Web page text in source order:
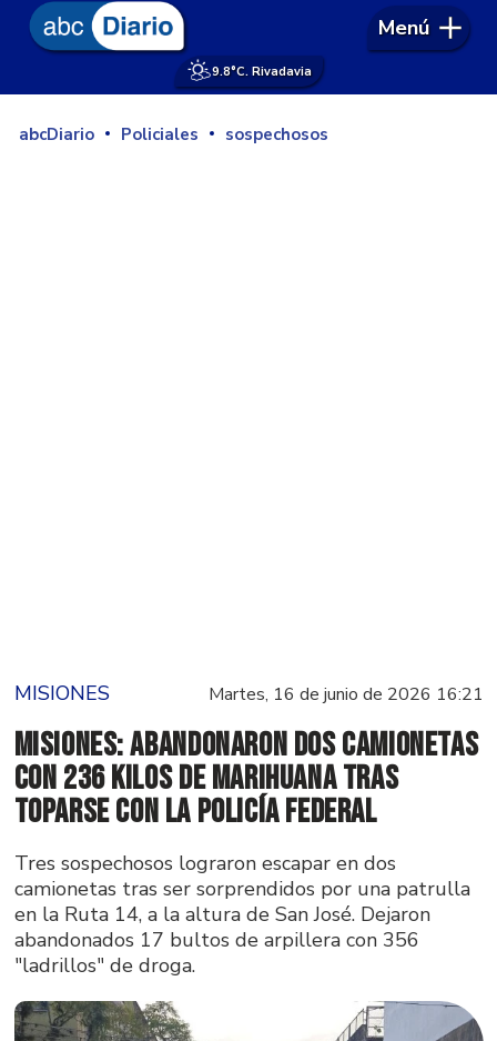
9.8°C. Rivadavia
Menú
abcDiario Policiales sospechosos
MISIONES Martes, 16 de junio de 2026 16:21
Misiones: Abandonaron dos camionetas
con 236 kilos de marihuana tras
toparse con la Policía Federal
Tres sospechosos lograron escapar en dos
camionetas tras ser sorprendidos por una patrulla
en la Ruta 14, a la altura de San José. Dejaron
abandonados 17 bultos de arpillera con 356
"ladrillos" de droga.